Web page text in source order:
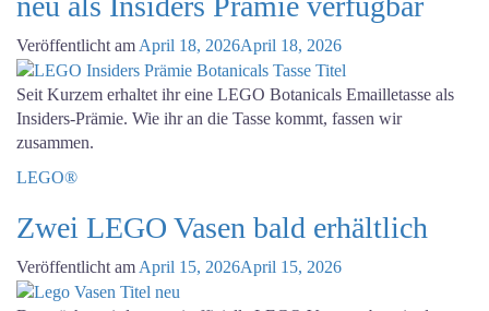
Veröffentlicht am April 18, 2026April 18, 2026
Seit Kurzem erhaltet ihr eine LEGO Botanicals Emailletasse als
Insiders-Prämie. Wie ihr an die Tasse kommt, fassen wir
zusammen.
LEGO®
Zwei LEGO Vasen bald erhältlich
Veröffentlicht am April 15, 2026April 15, 2026